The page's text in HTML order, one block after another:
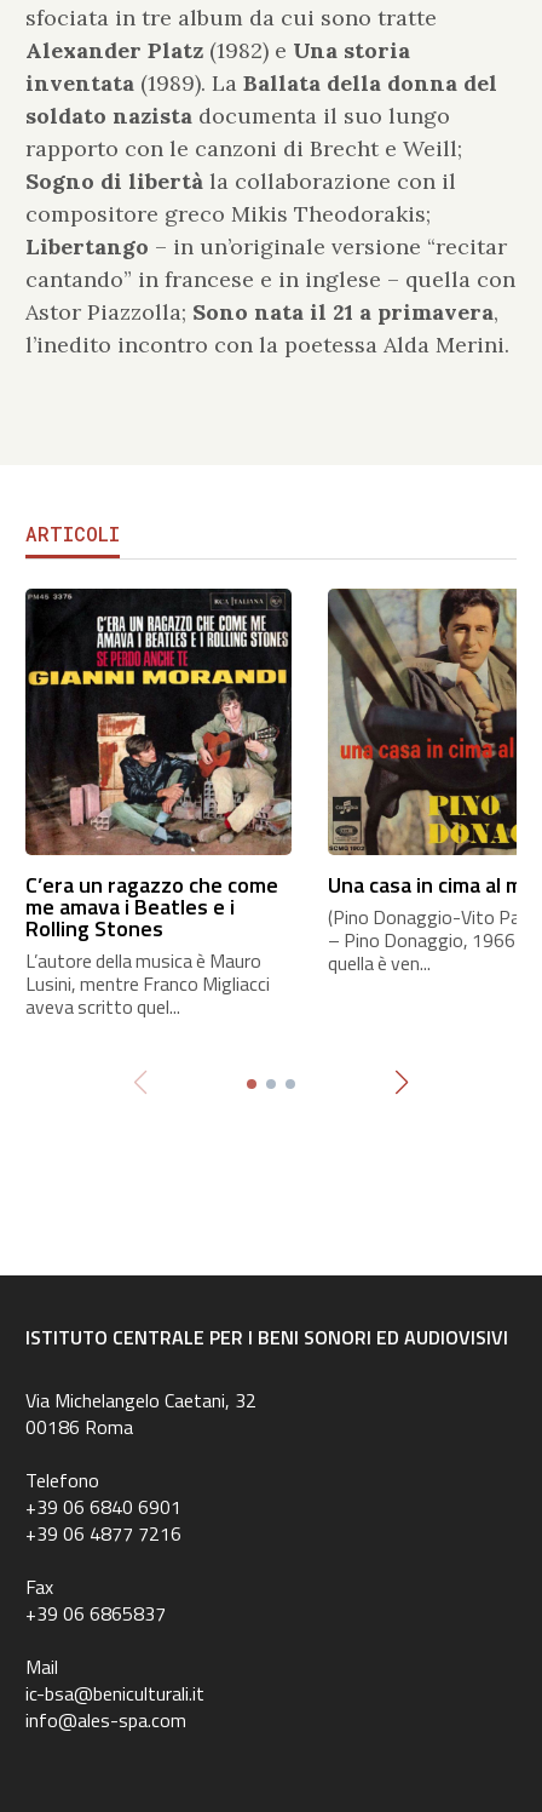
sfociata in tre album da cui sono tratte
Alexander Platz(1982) e Una storia
inventata(1989). La Ballata della donna del
soldato nazistadocumenta il suo lungo
rapporto con le canzoni di Brecht e Weill;
Sogno di libertàla collaborazione con il
compositore greco Mikis Theodorakis;
Libertango – in un’originale versione “recitar
cantando” in francese e in inglese – quella con
Astor Piazzolla; Sono nata il 21 a primavera,
l’inedito incontro con la poetessa Alda Merini.
ARTICOLI
C’era un ragazzo che come
me amava i Beatles e i
Rolling Stones
L’autore della musica è Mauro
Lusini, mentre Franco Migliacci
aveva scritto quel...
Una casa in cima al
(Pino Donaggio-Vito
– Pino Donaggio, 1966
quella è ven...
ISTITUTO CENTRALE PER I BENI SONORI ED AUDIOVISIVI
Via Michelangelo Caetani, 32
00186 Roma
Telefono
+39 06 6840 6901
+39 06 4877 7216
Fax
+39 06 6865837
Mail
ic-bsa@beniculturali.it
info@ales-spa.com